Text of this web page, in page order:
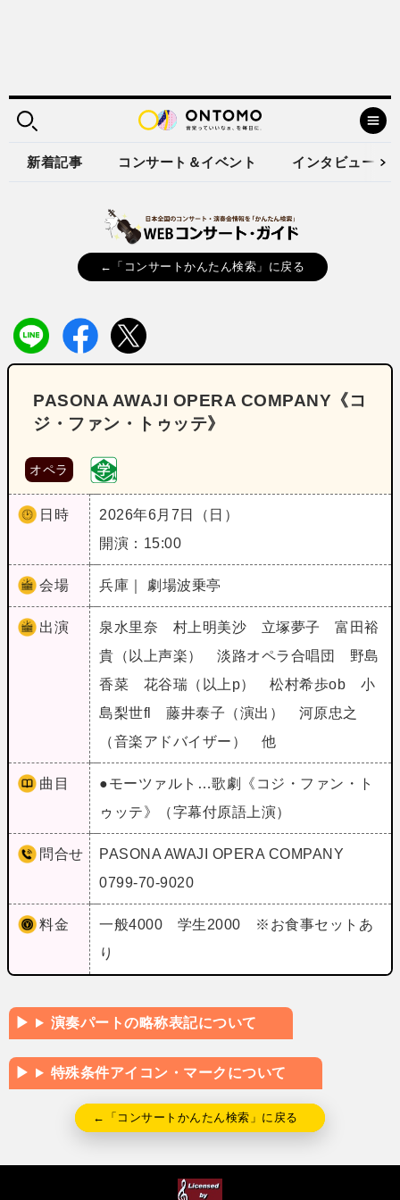
新着記事 コンサート＆イベント インタビュー
←「コンサートかんたん検索」に戻る
PASONA AWAJI OPERA COMPANY《コ
ジ・ファン・トゥッテ》
オペラ
日時
2026年6月7日（日）
開演：15:00
会場 兵庫｜ 劇場波乗亭
出演
泉水里奈 村上明美沙 立塚夢子 富田裕
貴（以上声楽） 淡路オペラ合唱団 野島
香菜 花谷瑞（以上p） 松村希歩ob 小
島梨世fl 藤井泰子（演出） 河原忠之
（音楽アドバイザー） 他
曲目
●モーツァルト…歌劇《コジ・ファン・ト
ゥッテ》（字幕付原語上演）
問合せ
PASONA AWAJI OPERA COMPANY
0799-70-9020
料金
一般4000 学生2000 ※お食事セットあ
り
演奏パートの略称表記について
特殊条件アイコン・マークについて
←「コンサートかんたん検索」に戻る